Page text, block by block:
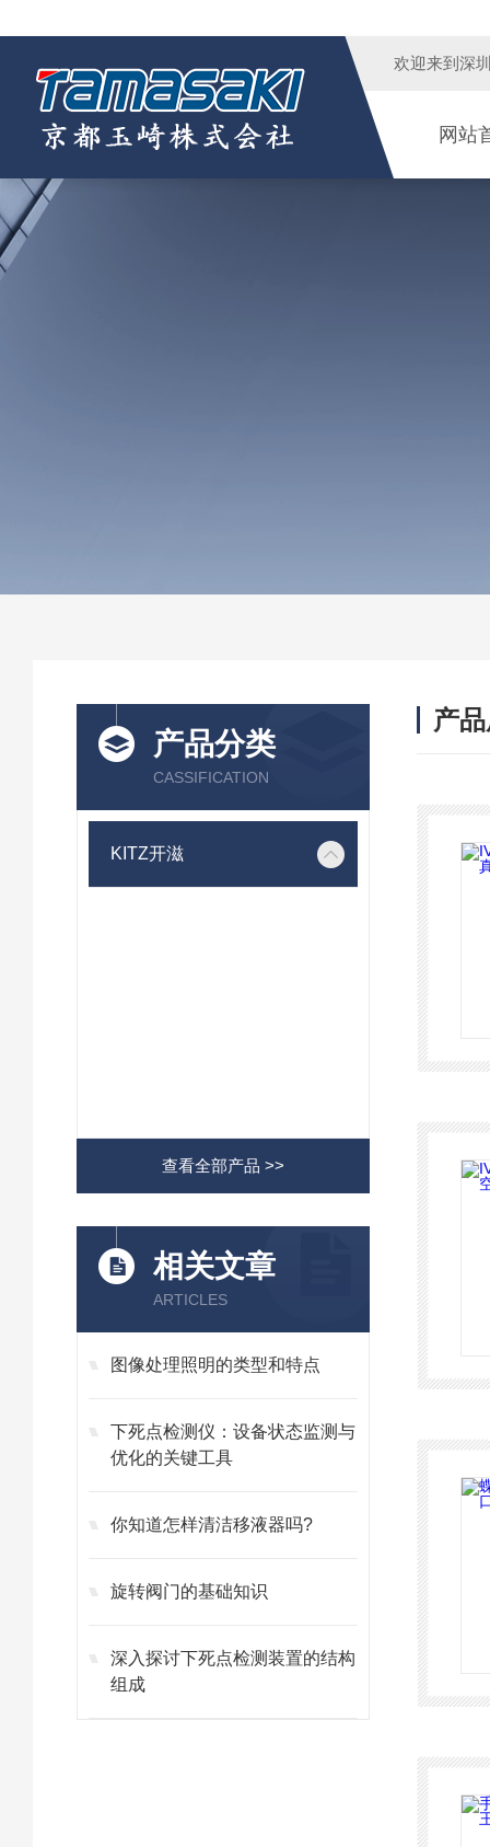
欢迎来到 深
网站
产品分类
CASSIFICATION
KITZ开滋
查看全部产品 >>
相关文章
ARTICLES
图像处理照明的类型和特点
下死点检测仪：设备状态监测与
优化的关键工具
你知道怎样清洁移液器吗?
旋转阀门的基础知识
深入探讨下死点检测装置的结构
组成
产